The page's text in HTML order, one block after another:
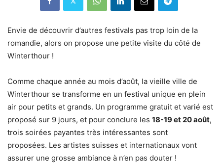
Envie de découvrir d’autres festivals pas trop loin de la
romandie, alors on propose une petite visite du côté de
Winterthour !
Comme chaque année au mois d’août, la vieille ville de
Winterthour se transforme en un festival unique en plein
air pour petits et grands. Un programme gratuit et varié est
proposé sur 9 jours, et pour conclure les 18-19 et 20 août,
trois soirées payantes très intéressantes sont
proposées. Les artistes suisses et internationaux vont
assurer une grosse ambiance à n’en pas douter !